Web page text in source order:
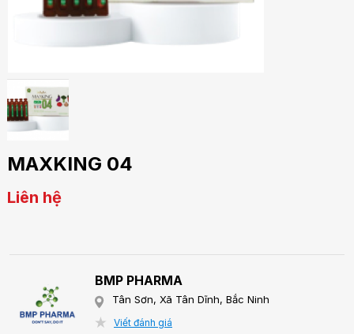
MAXKING 04
Liên hệ
BMP PHARMA
Tân Sơn, Xã Tân Dĩnh, Bắc Ninh
Viết đánh giá